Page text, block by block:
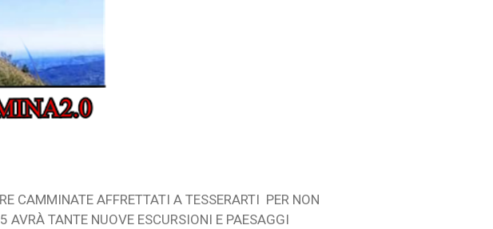
CAMMINATE AFFRETTATI A TESSERARTI PER NON
AVRÀ TANTE NUOVE ESCURSIONI E PAESAGGI